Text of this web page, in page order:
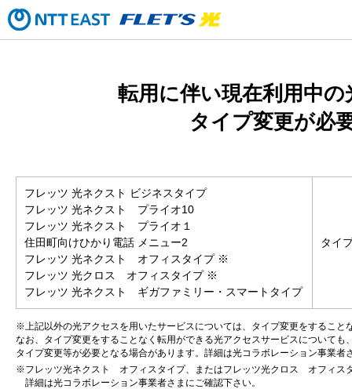
転用に伴い現在利用中
タイプ変更が必
フレッツ 光ネクスト ビジネスタイプ
フレッツ 光ネクスト プライオ10
フレッツ 光ネクスト プライオ１
住田町向けひかり電話 メニュー2
フレッツ 光ネクスト オフィスタイプ ※
フレッツ 光クロス オフィスタイプ ※
フレッツ 光ネクスト ギガファミリー・スマートタイプ
タイ
※上記以外の光アクセスを用いたサービスについては、タイプ変更をすること
なお、タイプ変更をすることなく転用ができる光アクセスサービスについて
タイプ変更等が必要となる場合があります。詳細は光コラボレーション事業者
※フレッツ光ネクスト オフィスタイプ、またはフレッツ光クロス オフィス
詳細は光コラボレーション事業者さまにご確認下さい。